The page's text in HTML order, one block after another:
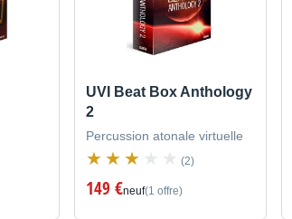
UVI Beat Box Anthology
2
Percussion atonale virtuelle
(2)
149 €neuf(1 offre)